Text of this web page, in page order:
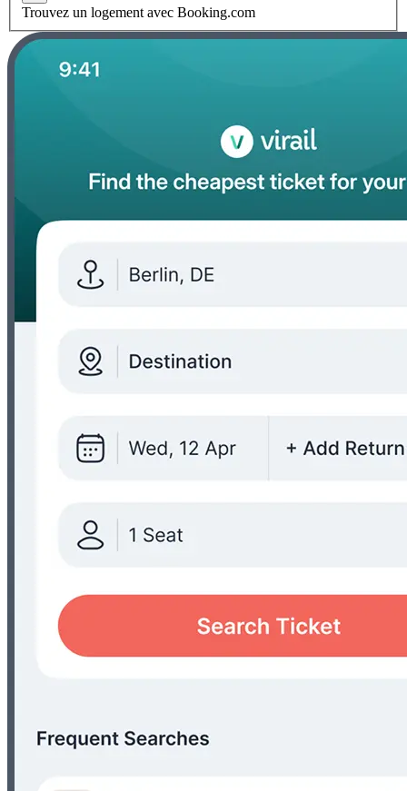
Trouvez un logement avec Booking.com